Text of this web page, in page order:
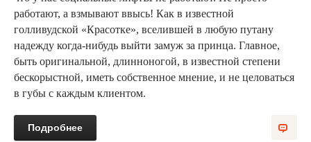
работают, а взмывают ввысь! Как в известной
голливудской «Красотке», вселившей в любую путану
надежду когда-нибудь выйти замуж за принца. Главное,
быть оригинальной, длинноногой, в известной степени
бескорыстной, иметь собственное мнение, и не целоваться
в губы с каждым клиентом.
Подробнее